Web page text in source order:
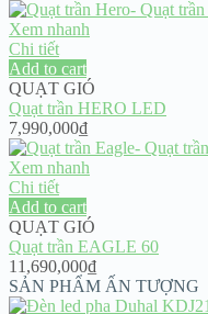
Xem nhanh
Chi tiết
Add to cart
QUẠT GIÓ
Quạt trần HERO LED
7,990,000₫
Xem nhanh
Chi tiết
Add to cart
QUẠT GIÓ
Quạt trần EAGLE 60
11,690,000₫
SẢN PHẨM ẤN TƯỢNG